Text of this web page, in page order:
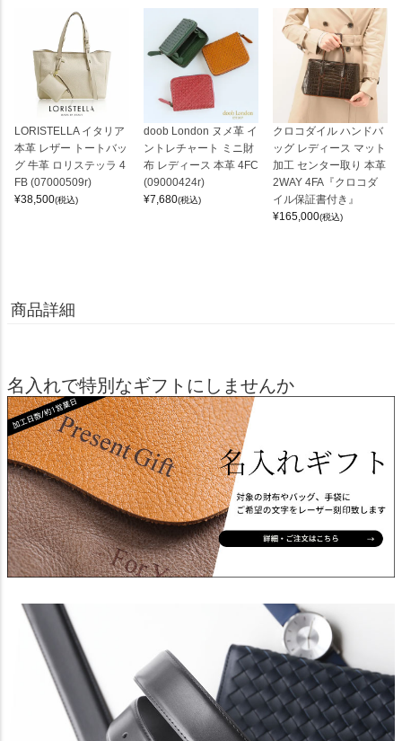
LORISTELLA イタリア
本革 レザー トートバッ
グ 牛革 ロリステッラ 4
FB (07000509r)
¥38,500(税込)
doob London ヌメ革 イ
ントレチャート ミニ財
布 レディース 本革 4FC
(09000424r)
¥7,680(税込)
クロコダイル ハンドバ
ッグ レディース マット
加工 センター取り 本革
2WAY 4FA『クロコダ
イル保証書付き』
¥165,000(税込)
商品詳細
名入れで特別なギフトにしませんか